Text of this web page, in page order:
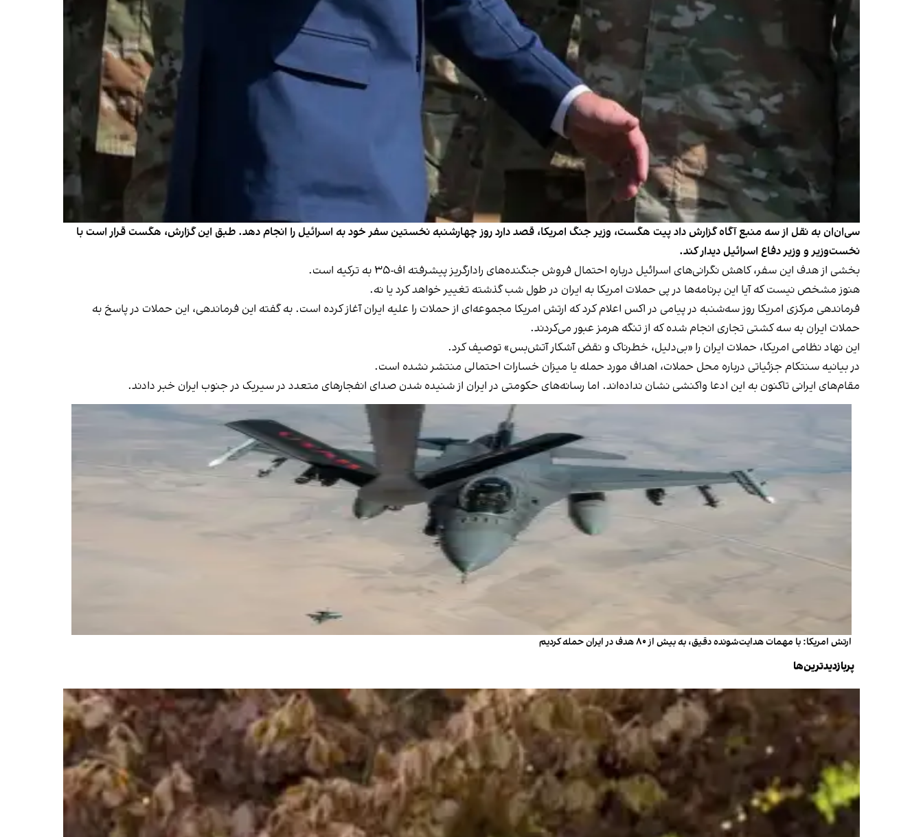
سی‌ان‌ان به نقل از سه منبع آگاه گزارش داد پیت هگست، وزیر جنگ امریکا، قصد دارد روز چهارشنبه نخستین سفر خود به اسرائیل را انجام دهد. طبق این گزارش، هگست قرار است با
نخست‌وزیر و وزیر دفاع اسرائیل دیدار کند.
بخشی از هدف این سفر، کاهش نگرانی‌های اسرائیل درباره احتمال فروش جنگنده‌های رادارگریز پیشرفته اف-۳۵ به ترکیه است.
هنوز مشخص نیست که آیا این برنامه‌ها در پی حملات امریکا به ایران در طول شب گذشته تغییر خواهد کرد یا نه.
فرماندهی مرکزی امریکا روز سه‌شنبه در پیامی در اکس اعلام کرد که ارتش امریکا مجموعه‌ای از حملات را علیه ایران آغاز کرده است. به گفته این فرماندهی، این حملات در پاسخ به
حملات ایران به سه کشتی تجاری انجام شده که از تنگه هرمز عبور می‌کردند.
این نهاد نظامی امریکا، حملات ایران را «بی‌دلیل، خطرناک و نقض آشکار آتش‌بس» توصیف کرد.
در بیانیه سنتکام جزئیاتی درباره محل حملات، اهداف مورد حمله یا میزان خسارات احتمالی منتشر نشده است.
مقام‌های ایرانی تاکنون به این ادعا واکنشی نشان نداده‌اند. اما رسانه‌های حکومتی در ایران از شنیده شدن صدای انفجارهای متعدد در سیریک در جنوب ایران خبر دادند.
ارتش امریکا: با مهمات هدایت‌شونده دقیق، به بیش از ۸۰ هدف در ایران حمله کردیم
پربازدیدترین‌ها